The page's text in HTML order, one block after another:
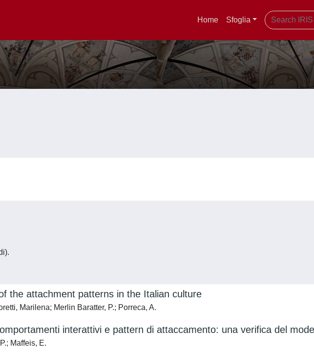
Home Sfoglia
the attachment patterns in the Italian culture
Marilena; Merlin Baratter, P.; Porreca, A.
interattivi e pattern di attaccamento: una verifica del
Maffeis, E.